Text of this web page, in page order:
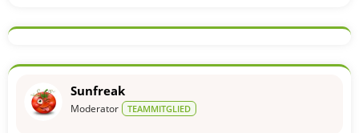
k
o
Sunfreak
Moderator TEAMMITGLIED